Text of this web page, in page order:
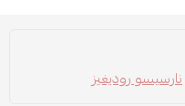
نارسيسو روديغيز